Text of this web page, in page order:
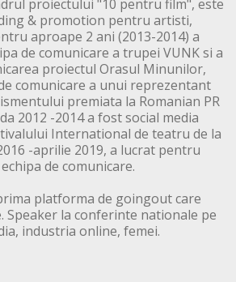
proiectului "10 pentru film", este
& promotion pentru artisti,
aproape 2 ani (2013-2014) a
de comunicare a trupei VUNK si a
proiectul Orasul Minunilor,
comunicare a unui reprezentant
premiata la Romanian PR
2012 -2014 a fost social media
International de teatru de la
-aprilie 2019, a lucrat pentru
de comunicare.
platforma de goingout care
Speaker la conferinte nationale pe
industria online, femei.